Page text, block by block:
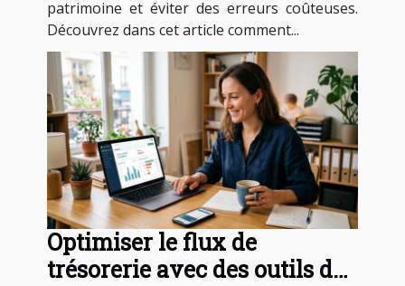
patrimoine et éviter des erreurs coûteuses.
Découvrez dans cet article comment...
Optimiser le flux de
trésorerie avec des outils de